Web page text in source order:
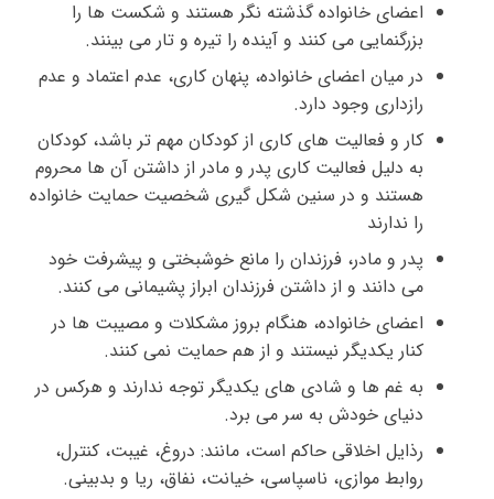
اعضای خانواده گذشته نگر هستند و شکست ها را
بزرگنمایی می کنند و آینده را تیره و تار می بینند.
در میان اعضای خانواده، پنهان کاری، عدم اعتماد و عدم
رازداری وجود دارد.
کار و فعالیت های کاری از کودکان مهم تر باشد، کودکان
به دلیل فعالیت کاری پدر و مادر از داشتن آن ها محروم
هستند و در سنین شکل گیری شخصیت حمایت خانواده
را ندارند
پدر و مادر، فرزندان را مانع خوشبختی و پیشرفت خود
می دانند و از داشتن فرزندان ابراز پشیمانی می کنند.
اعضای خانواده، هنگام بروز مشکلات و مصیبت ها در
کنار یکدیگر نیستند و از هم حمایت نمی کنند.
به غم ها و شادی های یکدیگر توجه ندارند و هرکس در
دنیای خودش به سر می برد.
رذایل اخلاقی حاکم است، مانند: دروغ، غیبت، کنترل،
روابط موازی، ناسپاسی، خیانت، نفاق، ریا و بدبینی.